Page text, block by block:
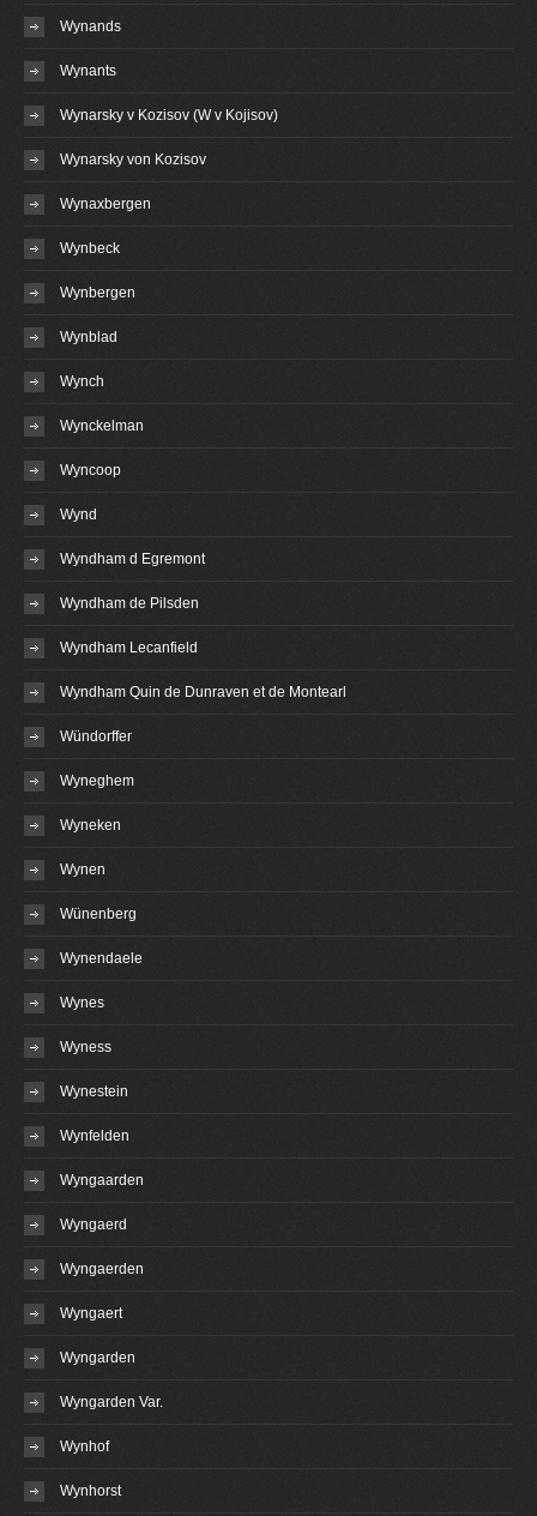
Wynands
Wynants
Wynarsky v Kozisov (W v Kojisov)
Wynarsky von Kozisov
Wynaxbergen
Wynbeck
Wynbergen
Wynblad
Wynch
Wynckelman
Wyncoop
Wynd
Wyndham d Egremont
Wyndham de Pilsden
Wyndham Lecanfield
Wyndham Quin de Dunraven et de Montearl
Wündorffer
Wyneghem
Wyneken
Wynen
Wünenberg
Wynendaele
Wynes
Wyness
Wynestein
Wynfelden
Wyngaarden
Wyngaerd
Wyngaerden
Wyngaert
Wyngarden
Wyngarden Var.
Wynhof
Wynhorst